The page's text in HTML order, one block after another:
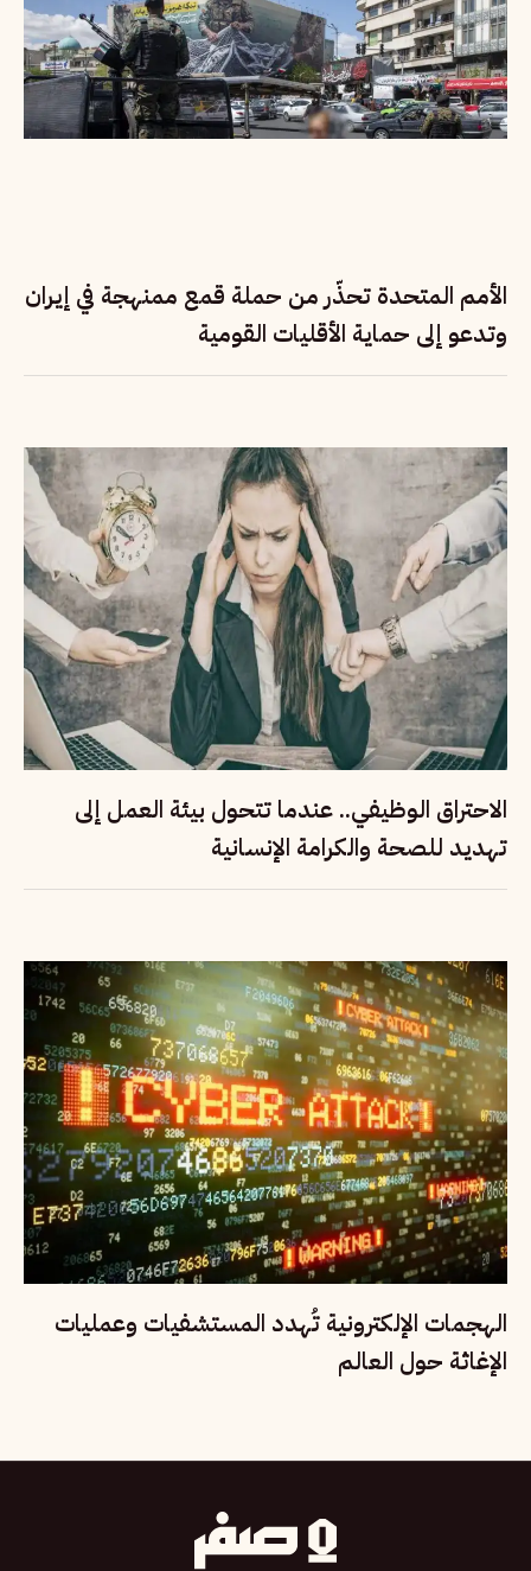
الأمم المتحدة تحذّر من حملة قمع ممنهجة في إيران
وتدعو إلى حماية الأقليات القومية
الاحتراق الوظيفي.. عندما تتحول بيئة العمل إلى
تهديد للصحة والكرامة الإنسانية
الهجمات الإلكترونية تُهدد المستشفيات وعمليات
الإغاثة حول العالم